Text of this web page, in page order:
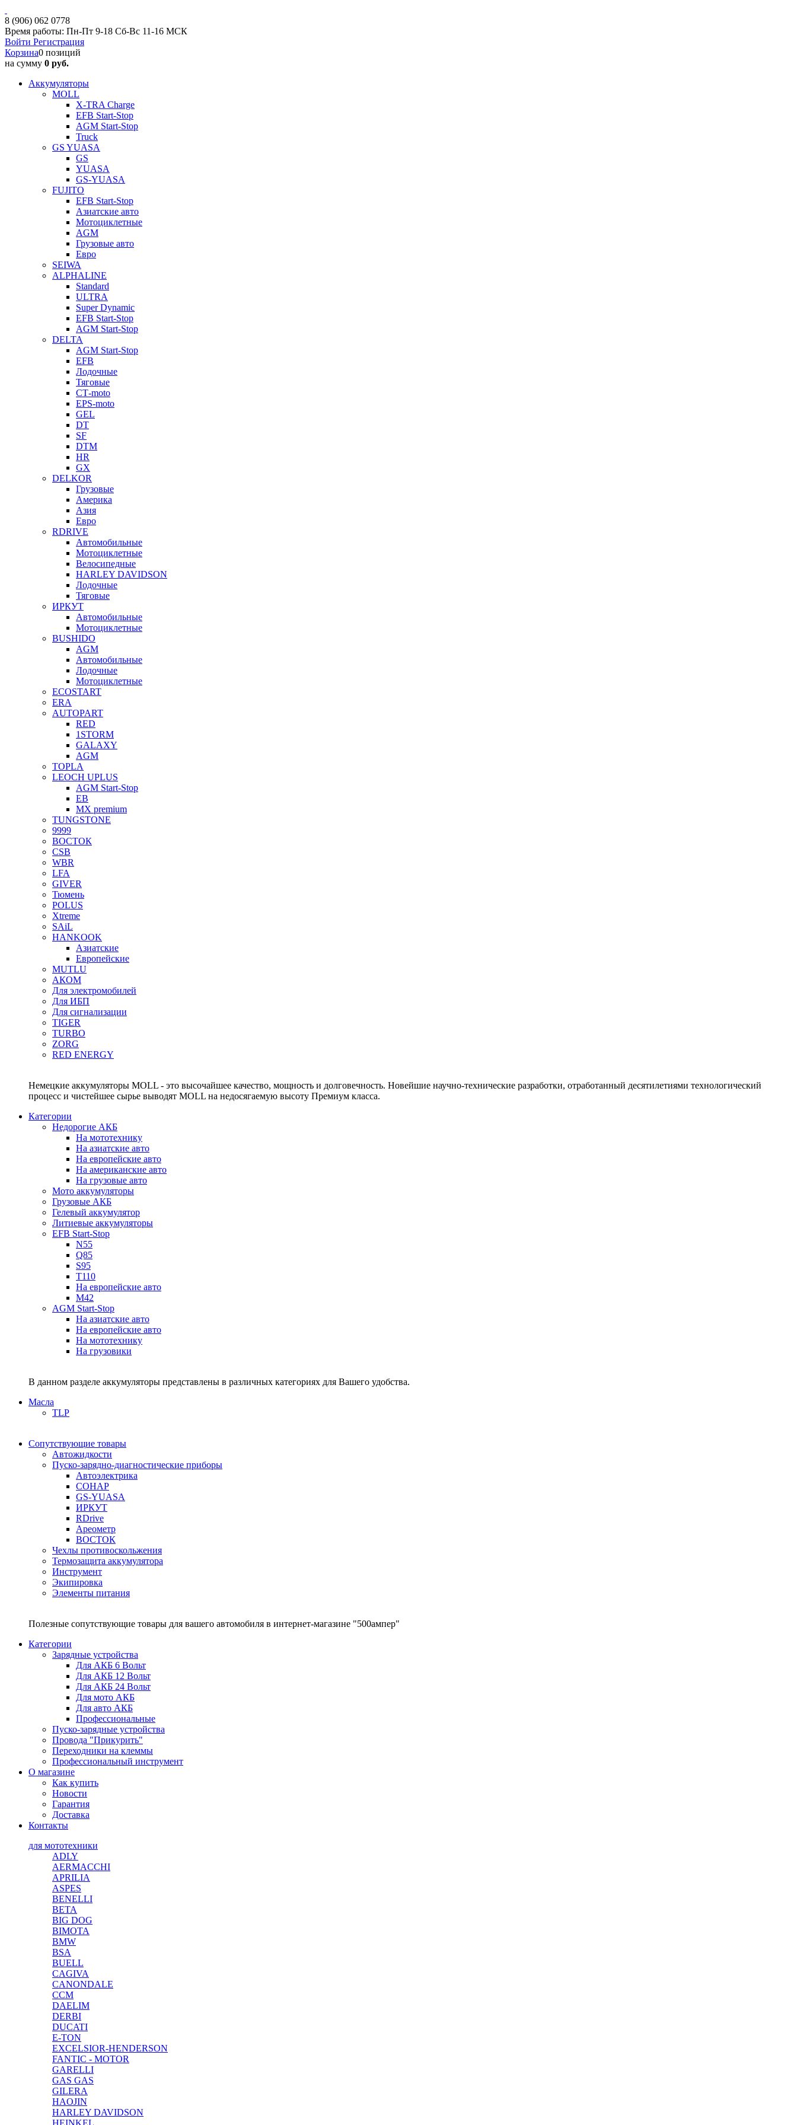
8 (906) 062 0778
Время работы: Пн-Пт 9-18 Сб-Вс 11-16 МСК
Войти Регистрация
Корзина0 позиций
на сумму 0 руб.
Аккумуляторы
MOLL
X-TRA Charge
EFB Start-Stop
AGM Start-Stop
Truck
GS YUASA
GS
YUASA
GS-YUASA
FUJITO
EFB Start-Stop
Азиатские авто
Мотоциклетные
AGM
Грузовые авто
Евро
SEIWA
ALPHALINE
Standard
ULTRA
Super Dynamic
EFB Start-Stop
AGM Start-Stop
DELTA
AGM Start-Stop
EFB
Лодочные
Тяговые
СТ-moto
EPS-moto
GEL
DT
SF
DTM
HR
GX
DELKOR
Грузовые
Америка
Азия
Евро
RDRIVE
Автомобильные
Мотоциклетные
Велосипедные
HARLEY DAVIDSON
Лодочные
Тяговые
ИРКУТ
Автомобильные
Мотоциклетные
BUSHIDO
AGM
Автомобильные
Лодочные
Мотоциклетные
ECOSTART
ERA
AUTOPART
RED
1STORM
GALAXY
AGM
TOPLA
LEOCH UPLUS
AGM Start-Stop
EB
MX premium
TUNGSTONE
9999
ВОСТОК
CSB
WBR
LFA
GIVER
Тюмень
POLUS
Xtreme
SAiL
HANKOOK
Азиатские
Европейские
MUTLU
АКОМ
Для электромобилей
Для ИБП
Для сигнализации
TIGER
TURBO
ZORG
RED ENERGY
Немецкие аккумуляторы MOLL - это высочайшее качество, мощность и долговечность. Новейшие научно-технические разработки, отработанный десятилетиями технологический
процесс и чистейшее сырье выводят MOLL на недосягаемую высоту Премиум класса.
Категории
Недорогие АКБ
На мототехнику
На азиатские авто
На европейские авто
На американские авто
На грузовые авто
Мото аккумуляторы
Грузовые АКБ
Гелевый аккумулятор
Литиевые аккумуляторы
EFB Start-Stop
N55
Q85
S95
T110
На европейские авто
M42
AGM Start-Stop
На азиатские авто
На европейские авто
На мототехнику
На грузовики
В данном разделе аккумуляторы представлены в различных категориях для Вашего удобства.
Масла
TLP
Сопутствующие товары
Автожидкости
Пуско-зарядно-диагностические приборы
Автоэлектрика
СОНАР
GS-YUASA
ИРКУТ
RDrive
Ареометр
ВОСТОК
Чехлы противоскольжения
Термозащита аккумулятора
Инструмент
Экипировка
Элементы питания
Полезные сопутствующие товары для вашего автомобиля в интернет-магазине "500ампер"
Категории
Зарядные устройства
Для АКБ 6 Вольт
Для АКБ 12 Вольт
Для АКБ 24 Вольт
Для мото АКБ
Для авто АКБ
Профессиональные
Пуско-зарядные устройства
Провода "Прикурить"
Переходники на клеммы
Профессиональный инструмент
О магазине
Как купить
Новости
Гарантия
Доставка
Контакты
для мототехники
ADLY
AERMACCHI
APRILIA
ASPES
BENELLI
BETA
BIG DOG
BIMOTA
BMW
BSA
BUELL
CAGIVA
CANONDALE
CCM
DAELIM
DERBI
DUCATI
E-TON
EXCELSIOR-HENDERSON
FANTIC - MOTOR
GARELLI
GAS GAS
GILERA
HAOJIN
HARLEY DAVIDSON
HEINKEL